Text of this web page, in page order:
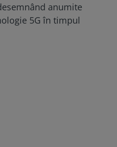
anumite
5G în timpul